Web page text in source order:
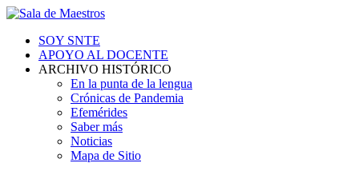
SOY SNTE
APOYO AL DOCENTE
ARCHIVO HISTÓRICO
En la punta de la lengua
Crónicas de Pandemia
Efemérides
Saber más
Noticias
Mapa de Sitio